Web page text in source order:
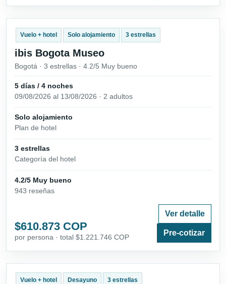
Vuelo + hotel Solo alojamiento 3 estrellas
ibis Bogota Museo
Bogotá · 3 estrellas · 4.2/5 Muy bueno
5 días / 4 noches
09/08/2026 al 13/08/2026 · 2 adultos
Solo alojamiento
Plan de hotel
3 estrellas
Categoría del hotel
4.2/5 Muy bueno
943 reseñas
$610.873 COP
por persona · total $1.221.746 COP
Ver detalle
Pre-cotizar
Vuelo + hotel Desayuno 3 estrellas